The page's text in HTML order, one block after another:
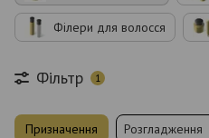
Філери для волосся
Фільтр 1
Призначення Розгладження